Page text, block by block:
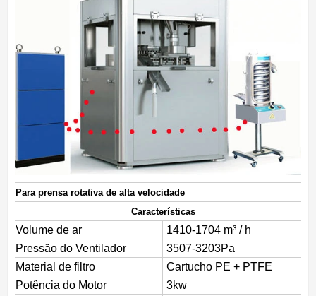
Para prensa rotativa de alta velocidade
Características
Volume de ar
1410-1704 m³ / h
Pressão do Ventilador
3507-3203Pa
Material de filtro
Cartucho PE + PTFE
Potência do Motor
3kw